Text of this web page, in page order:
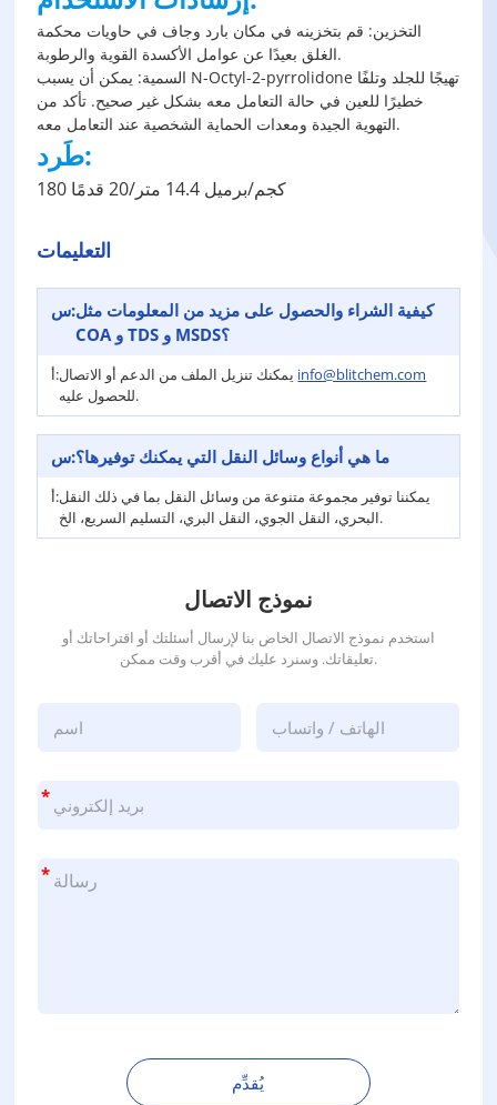
التخزين: قم بتخزينه في مكان بارد وجاف في حاويات محكمة
الغلق بعيدًا عن عوامل الأكسدة القوية والرطوبة.
السمية: يمكن أن يسبب N-Octyl-2-pyrrolidone تهيجًا للجلد وتلفًا
خطيرًا للعين في حالة التعامل معه بشكل غير صحيح. تأكد من
التهوية الجيدة ومعدات الحماية الشخصية عند التعامل معه.
طَرد:
180 كجم/برميل 14.4 متر/20 قدمًا
التعليمات
س:كيفية الشراء والحصول على مزيد من المعلومات مثل
COA و TDS و MSDS؟
أ:
info@blitchem.com
للحصول عليه.
س:ما هي أنواع وسائل النقل التي يمكنك توفيرها؟
أ:يمكننا توفير مجموعة متنوعة من وسائل النقل بما في ذلك النقل
البحري، النقل الجوي، النقل البري، التسليم السريع، الخ.
نموذج الاتصال
استخدم نموذج الاتصال الخاص بنا لإرسال أسئلتك أو اقتراحاتك أو
تعليقاتك. وسنرد عليك في أقرب وقت ممكن.
*
*
يُقدِّم